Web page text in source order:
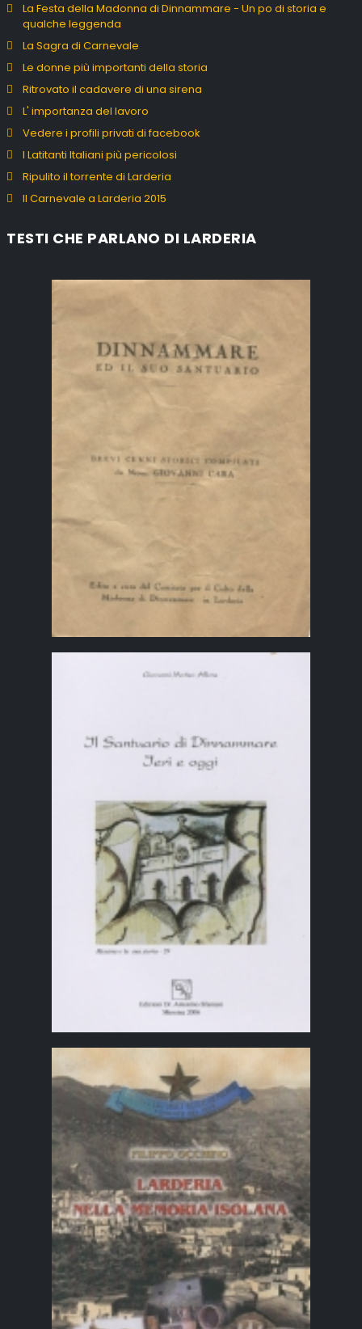
La Festa della Madonna di Dinnammare - Un po di storia e
qualche leggenda
La Sagra di Carnevale
Le donne più importanti della storia
Ritrovato il cadavere di una sirena
L' importanza del lavoro
Vedere i profili privati di facebook
I Latitanti Italiani più pericolosi
Ripulito il torrente di Larderia
Il Carnevale a Larderia 2015
TESTI CHE PARLANO DI LARDERIA